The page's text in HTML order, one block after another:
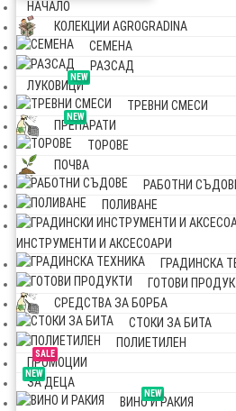
НАЧАЛО
КОЛЕКЦИИ AGROGRADINA
СЕМЕНА
РАЗСАД
NEW
ЛУКОВИЦИ
ТРЕВНИ СМЕСИ
NEW
ПРЕПАРАТИ
ТОРОВЕ
ПОЧВА
РАБОТНИ
ПОЛИВАНЕ
ИНСТРУМЕНТИ И АКСЕСОАРИ
ГРАДИНСКА
ГОТОВИ
СРЕДСТВА ЗА БОРБА
СТОКИ ЗА БИТА
ПОЛИЕТИЛЕН
SALE
ПРОМОЦИИ
NEW
ЗА ДЕЦА
NEW
ВИНО И РАКИЯ